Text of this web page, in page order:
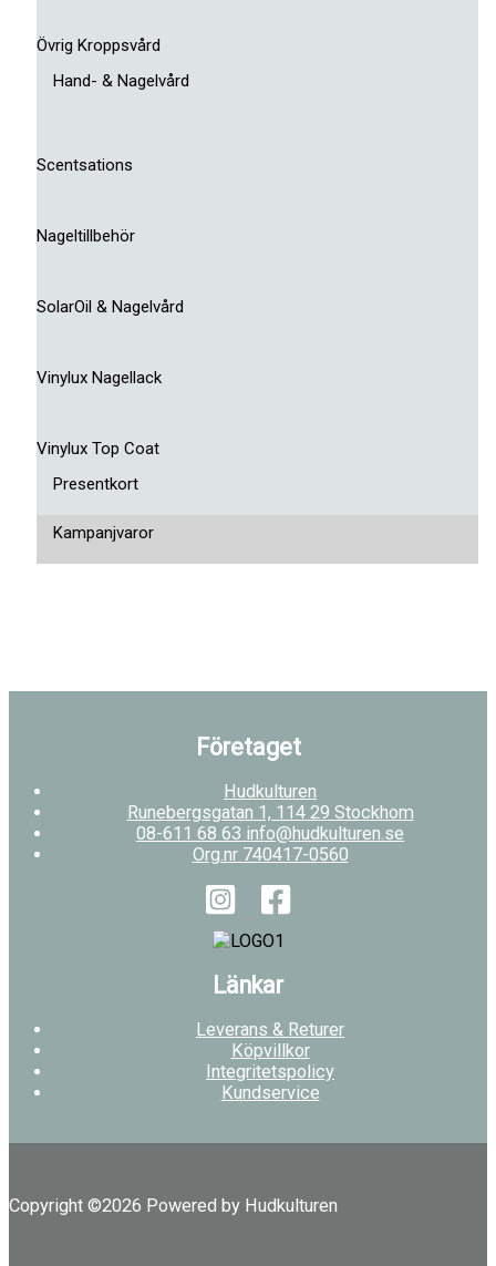
Övrig Kroppsvård
Hand- & Nagelvård
Scentsations
Nageltillbehör
SolarOil & Nagelvård
Vinylux Nagellack
Vinylux Top Coat
Presentkort
Kampanjvaror
Företaget
Hudkulturen
Runebergsgatan 1, 114 29 Stockhom
08-611 68 63 info@hudkulturen.se
Org.nr 740417-0560
Länkar
Leverans & Returer
Köpvillkor
Integritetspolicy
Kundservice
Copyright ©2026 Powered by Hudkulturen